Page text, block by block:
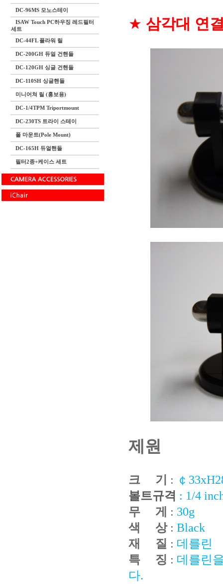
DC-96MS 모노스테이
ISAW Touch PC하우징 레드필터
세트
DC-44FL 플라워 릴
DC-200GH 듀얼 건핸들
DC-120GH 싱글 건핸들
DC-110SH 싱글핸들
미니어쳐 릴 (홍보용)
DC-1/4TPM Triportmount
DC-230TS 트라이 스테이
폴 마운트(Pole Mount)
DC-165H 듀얼핸들
필터2종+케이스 세트
★ 삼각대 연
제원
크 기 : ￠
볼트규격 : 1/4
무 게
: 30g
색 상: Black
재 질 : 데를린
특 징 : 데를린
다.